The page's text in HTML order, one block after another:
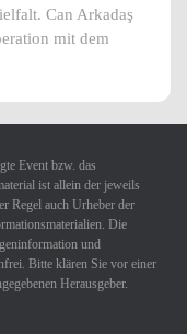
Can Arkadaş
mit dem
Event bzw. das
ist allein der jeweils
Regel auch Urheber der
Die
und
Bitte klären Sie vor einer
Herausgeber.